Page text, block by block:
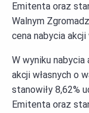
Emitenta oraz
Walnym
cena nabycia akcji
W wyniku nabycia
akcji własnych o
stanowiły 8,62%
Emitenta oraz